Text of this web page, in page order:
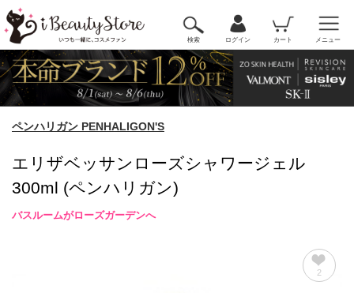
検索 ログイン カート メニュー
ペンハリガン PENHALIGON'S
エリザベッサンローズシャワージェル
300ml (ペンハリガン)
バスルームがローズガーデンへ
2